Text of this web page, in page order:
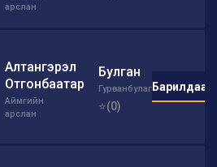
арслан
Алтангэрэл
Отгонбаатар
Аймгийн
арслан
Булган
Гурванбулаг
⭐(0)